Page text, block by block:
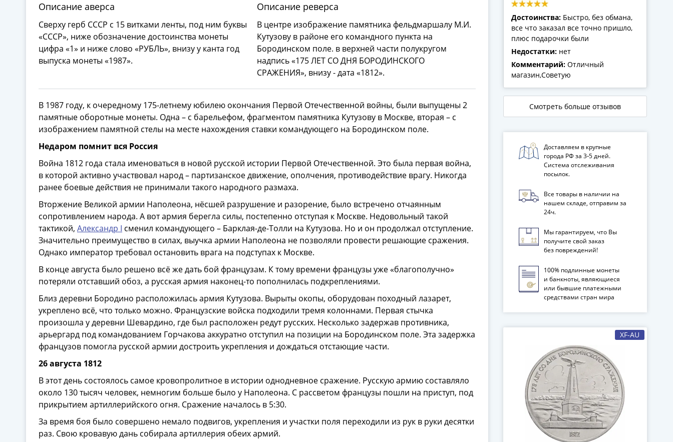
Описание аверса
Сверху герб СССР с 15 витками ленты, под ним буквы
«СССР», ниже обозначение достоинства монеты
цифра «1» и ниже слово «РУБЛЬ», внизу у канта год
выпуска монеты «1987».
Описание реверса
В центре изображение памятника фельдмаршалу М.И.
Кутузову в районе его командного пункта на
Бородинском поле. в верхней части полукругом
надпись «175 ЛЕТ СО ДНЯ БОРОДИНСКОГО
СРАЖЕНИЯ», внизу - дата «1812».
В 1987 году, к очередному 175-летнему юбилею окончания Первой Отечественной войны, были выпущены 2
памятные оборотные монеты. Одна – с барельефом, фрагментом памятника Кутузову в Москве, вторая – с
изображением памятной стелы на месте нахождения ставки командующего на Бородинском поле.
Недаром помнит вся Россия
Война 1812 года стала именоваться в новой русской истории Первой Отечественной. Это была первая война,
в которой активно участвовал народ – партизанское движение, ополчения, противодействие врагу. Никогда
ранее боевые действия не принимали такого народного размаха.
Вторжение Великой армии Наполеона, нёсшей разрушение и разорение, было встречено отчаянным
сопротивлением народа. А вот армия берегла силы, постепенно отступая к Москве. Недовольный такой
тактикой, Александр I сменил командующего – Барклая-де-Толли на Кутузова. Но и он продолжал отступление.
Значительно преимущество в силах, выучка армии Наполеона не позволяли провести решающие сражения.
Однако император требовал остановить врага на подступах к Москве.
В конце августа было решено всё же дать бой французам. К тому времени французы уже «благополучно»
потеряли отставший обоз, а русская армия наконец-то пополнилась подкреплениями.
Близ деревни Бородино расположилась армия Кутузова. Вырыты окопы, оборудован походный лазарет,
укреплено всё, что только можно. Французские войска подходили тремя колоннами. Первая стычка
произошла у деревни Шевардино, где был расположен редут русских. Несколько задержав противника,
арьергард под командованием Горчакова аккуратно отступил на позиции на Бородинском поле. Эта задержка
французов помогла русской армии достроить укрепления и дождаться отстающие части.
26 августа 1812
В этот день состоялось самое кровопролитное в истории однодневное сражение. Русскую армию составляло
около 130 тысяч человек, немногим больше было у Наполеона. С рассветом французы пошли на приступ, под
прикрытием артиллерийского огня. Сражение началось в 5:30.
За время боя было совершено немало подвигов, укрепления и участки поля переходили из рук в руки десятки
раз. Свою кровавую дань собирала артиллерия обеих армий.
Достоинства: Быстро, без обмана,
все что заказал все точно пришло,
плюс подарочки были
Недостатки: нет
Комментарий: Отличный
магазин,Советую
Смотреть больше отзывов
Доставляем в крупные
города РФ за 3‑5 дней.
Система отслеживания
посылок.
Все товары в наличии на
нашем складе, отправим за
24ч.
Мы гарантируем, что Вы
получите свой заказ
без повреждений!
100% подлинные монеты
и банкноты, являющиеся
или бывшие платежными
средствами стран мира
XF-AU